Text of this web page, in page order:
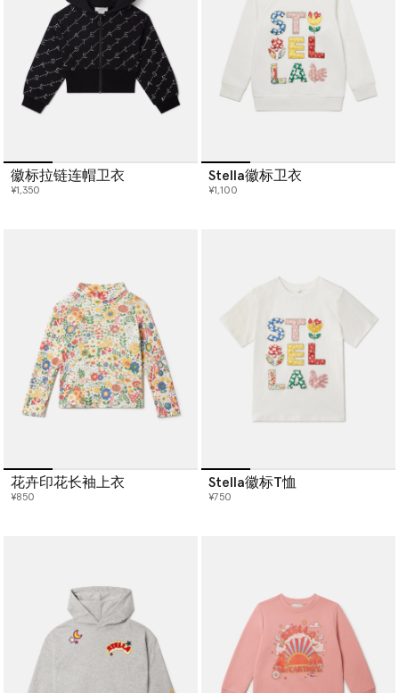
徽标拉链连帽卫衣
¥1,350
Stella徽标卫衣
¥1,100
花卉印花长袖上衣
¥850
Stella徽标T恤
¥750